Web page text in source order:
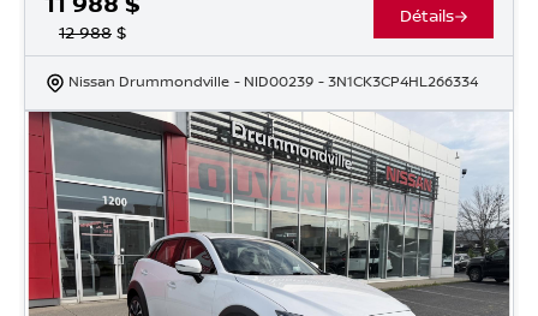
12 988 $
Détails
Nissan Drummondville - NID00239 - 3N1CK3CP4HL266334